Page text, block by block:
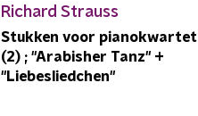
Richard Strauss
Stukken voor pianokwartet
(2) ; "Arabisher Tanz" +
"Liebesliedchen"